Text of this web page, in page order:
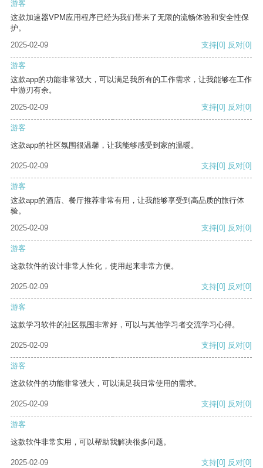
游客
这款加速器VPM应用程序已经为我们带来了无限的流畅体验和安全性保
护。
2025-02-09
支持[0] 反对[0]
游客
这款app的功能非常强大，可以满足我所有的工作需求，让我能够在工作
中游刃有余。
2025-02-09
支持[0] 反对[0]
游客
这款app的社区氛围很温馨，让我能够感受到家的温暖。
2025-02-09 支持[0] 反对[0]
游客
这款app的酒店、餐厅推荐非常有用，让我能够享受到高品质的旅行体
验。
2025-02-09
支持[0] 反对[0]
游客
这款软件的设计非常人性化，使用起来非常方便。
2025-02-09 支持[0] 反对[0]
游客
这款学习软件的社区氛围非常好，可以与其他学习者交流学习心得。
2025-02-09 支持[0] 反对[0]
游客
这款软件的功能非常强大，可以满足我日常使用的需求。
2025-02-09 支持[0] 反对[0]
游客
这款软件非常实用，可以帮助我解决很多问题。
2025-02-09 支持[0] 反对[0]